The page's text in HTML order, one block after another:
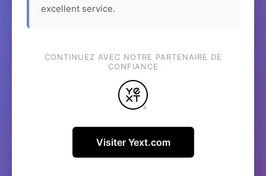
excellent service.
CONTINUEZ AVEC NOTRE PARTENAIRE DE
CONFIANCE
Visiter Yext.com